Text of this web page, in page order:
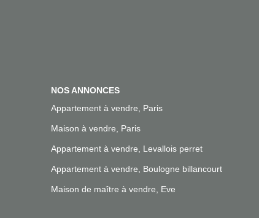
NOS ANNONCES
Appartement à vendre, Paris
Maison à vendre, Paris
Appartement à vendre, Levallois perret
Appartement à vendre, Boulogne billancourt
Maison de maître à vendre, Eve